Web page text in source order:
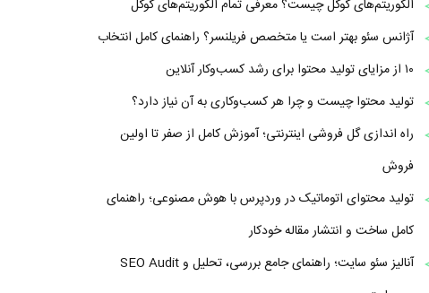
الگوریتم‌های گوگل چیست؟ معرفی تمام الگوریتم‌های گوگل
آژانس سئو بهتر است یا متخصص فریلنسر؟ راهنمای کامل انتخاب
۱۰ از مزایای تولید محتوا برای رشد کسب‌وکار آنلاین
تولید محتوا چیست و چرا هر کسب‌وکاری به آن نیاز دارد؟
راه اندازی گل فروشی اینترنتی؛ آموزش کامل از صفر تا اولین
فروش
تولید محتوای اتوماتیک در وردپرس با هوش مصنوعی؛ راهنمای
کامل ساخت و انتشار مقاله خودکار
آنالیز سئو سایت؛ راهنمای جامع بررسی، تحلیل و SEO Audit